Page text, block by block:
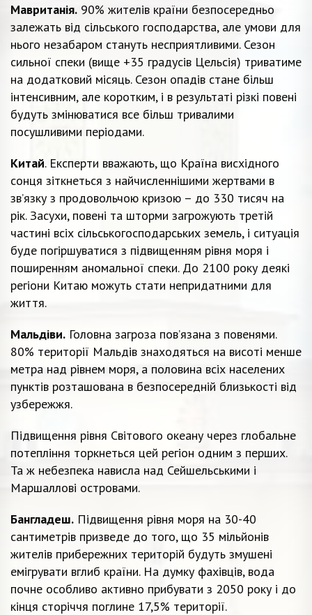
Мавританія. 90% жителів країни безпосередньо
залежать від сільського господарства, але умови для
нього незабаром стануть несприятливими. Сезон
сильної спеки (вище +35 градусів Цельсія) триватиме
на додатковий місяць. Сезон опадів стане більш
інтенсивним, але коротким, і в результаті різкі повені
будуть змінюватися все більш тривалими
посушливими періодами.
Китай. Експерти вважають, що Країна висхідного
сонця зіткнеться з найчисленнішими жертвами в
зв’язку з продовольчою кризою – до 330 тисяч на
рік. Засухи, повені та шторми загрожують третій
частині всіх сільськогосподарських земель, і ситуація
буде погіршуватися з підвищенням рівня моря і
поширенням аномальної спеки. До 2100 року деякі
регіони Китаю можуть стати непридатними для
життя.
Мальдіви. Головна загроза пов’язана з повенями.
80% території Мальдів знаходяться на висоті менше
метра над рівнем моря, а половина всіх населених
пунктів розташована в безпосередній близькості від
узбережжя.
Підвищення рівня Світового океану через глобальне
потепління торкнеться цей регіон одним з перших.
Та ж небезпека нависла над Сейшельськими і
Маршаллові островами.
Бангладеш. Підвищення рівня моря на 30-40
сантиметрів призведе до того, що 35 мільйонів
жителів прибережних територій будуть змушені
емігрувати вглиб країни. На думку фахівців, вода
почне особливо активно прибувати з 2050 року і до
кінця сторіччя поглине 17,5% території.